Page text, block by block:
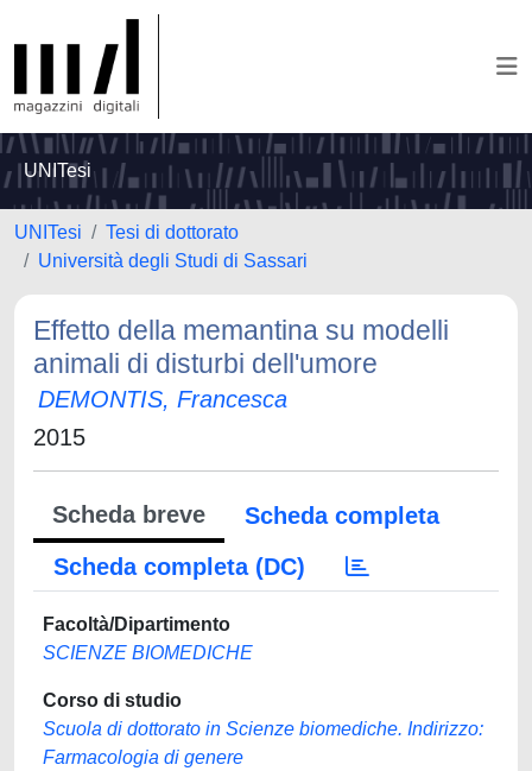
UNITesi
UNITesi
Tesi di dottorato
Università degli Studi di Sassari
Effetto della memantina su modelli
animali di disturbi dell'umore
DEMONTIS, Francesca
2015
Scheda breve
Scheda completa
Scheda completa (DC)
Facoltà/Dipartimento
SCIENZE BIOMEDICHE
Corso di studio
Scuola di dottorato in Scienze biomediche. Indirizzo:
Farmacologia di genere